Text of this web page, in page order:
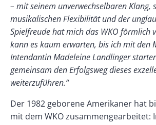
– mit seinem unverwechselbaren Klang,
musikalischen Flexibilität und der
Spielfreude hat mich das WKO förmlich
kann es kaum erwarten, bis ich mit den
Intendantin Madeleine Landlinger
gemeinsam den Erfolgsweg dieses
weiterzuführen.“
Der 1982 geborene Amerikaner hat
mit dem WKO zusammengearbeitet: